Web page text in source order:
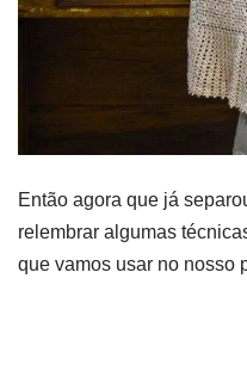
Então agora que já
relembrar algumas
que vamos usar no nosso